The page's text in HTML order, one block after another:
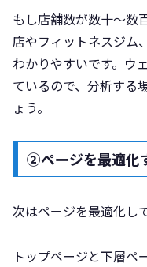
もし店舗数が数十～数
店やフィットネスジム
わかりやすいです。ウ
ているので、分析する
ょう。
②ページを最適化
次はページを最適化し
トップページと下層ペ